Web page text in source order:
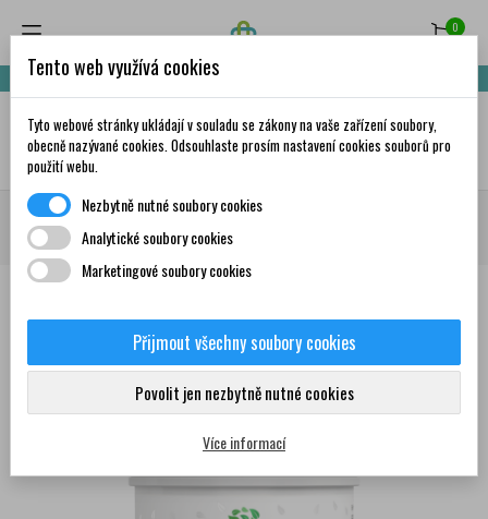
0
Nakupte za 999,- Kč a získáte dopravu zdarma!
✦AI
Domů Krása a péče Masážní přípravky
Celustin masážní gel 250 ml
Tento web využívá cookies
Tyto webové stránky ukládají v souladu se zákony na vaše zařízení soubory,
obecně nazývané cookies. Odsouhlaste prosím nastavení cookies souborů pro
použití webu.
Nezbytně nutné soubory cookies
Analytické soubory cookies
Marketingové soubory cookies
Přijmout všechny soubory cookies
Povolit jen nezbytně nutné cookies
Více informací